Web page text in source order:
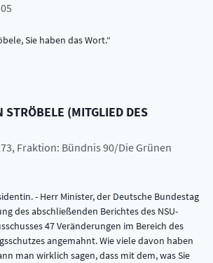
Sie haben das Wort.
STRÖBELE (MITGLIED DES
, Fraktion: Bündnis 90/Die Grünen
- Herr Minister, der Deutsche Bundestag
des abschließenden Berichtes des NSU-
47 Veränderungen im Bereich des
angemahnt. Wie viele davon haben
man wirklich sagen, dass mit dem, was Sie